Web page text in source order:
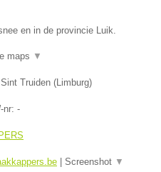
en in de provincie Luik.
maps ▼
Sint Truiden (Limburg)
nr: -
| Screenshot ▼